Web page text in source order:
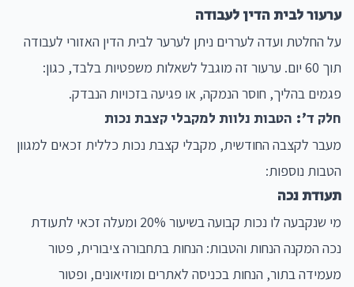
ערעור לבית הדין לעבודה
על החלטת ועדה לעררים ניתן לערער לבית הדין האזורי לעבודה
תוך 60 יום. ערעור זה מוגבל לשאלות משפטיות בלבד, כגון:
פגמים בהליך, חוסר הנמקה, או פגיעה בזכויות הנבדק.
חלק ד': הטבות נלוות למקבלי קצבת נכות
מעבר לקצבה החודשית, מקבלי קצבת נכות כללית זכאים למגוון
הטבות נוספות:
תעודת נכה
מי שנקבעה לו נכות קבועה בשיעור 20% ומעלה זכאי לתעודת
נכה המקנה הנחות והטבות: הנחות בתחבורה ציבורית, פטור
מעמידה בתור, הנחות בכניסה לאתרים ומוזיאונים, ופטור